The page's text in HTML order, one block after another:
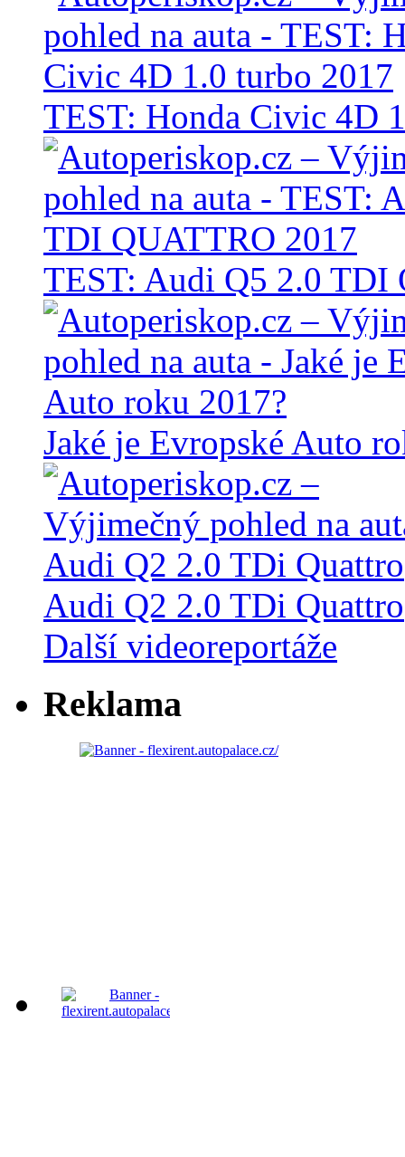
TEST: Honda Civic 4D
TEST: Audi Q5 2.0 TDI
Jaké je Evropské Auto
Audi Q2 2.0 TDi Quattro
Další videoreportáže
Reklama